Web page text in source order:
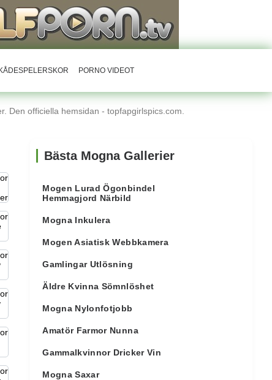
PORNO VIDEOT
Den officiella hemsidan - topfapgirlspics.com.
Bästa Mogna Gallerier
Mogen Lurad Ögonbindel
Hemmagjord Närbild
Mogna Inkulera
Mogen Asiatisk Webbkamera
Gamlingar Utlösning
Äldre Kvinna Sömnlöshet
Mogna Nylonfotjobb
Amatör Farmor Nunna
Gammalkvinnor Dricker Vin
Mogna Saxar